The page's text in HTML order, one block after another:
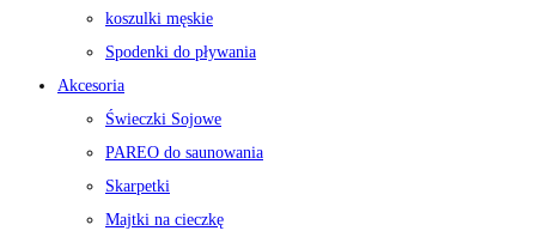
koszulki męskie
Spodenki do pływania
Akcesoria
Świeczki Sojowe
PAREO do saunowania
Skarpetki
Majtki na cieczkę